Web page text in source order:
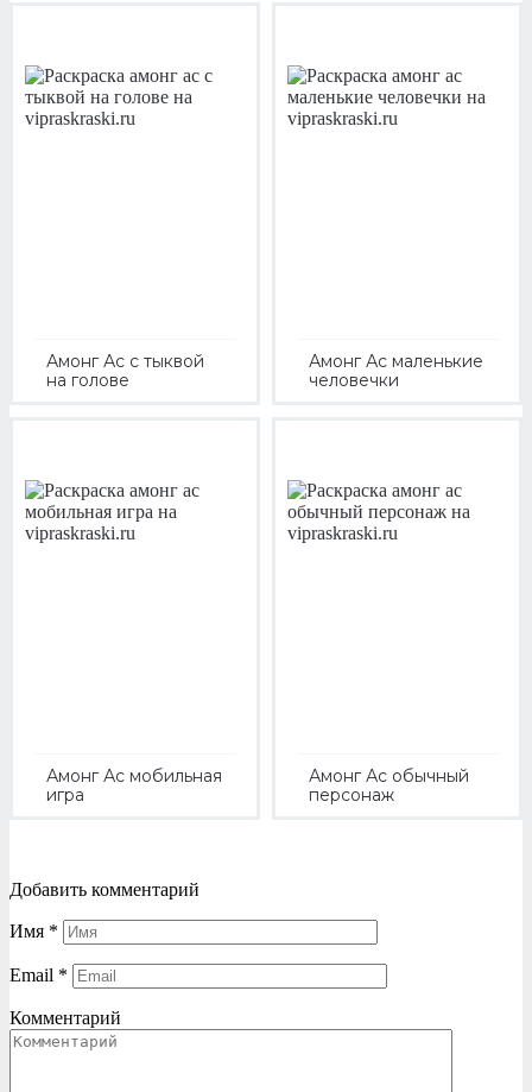
Амонг Ас с тыквой
на голове
Амонг Ас маленькие
человечки
Амонг Ас мобильная
игра
Амонг Ас обычный
персонаж
Добавить комментарий
Имя *
Email *
Комментарий